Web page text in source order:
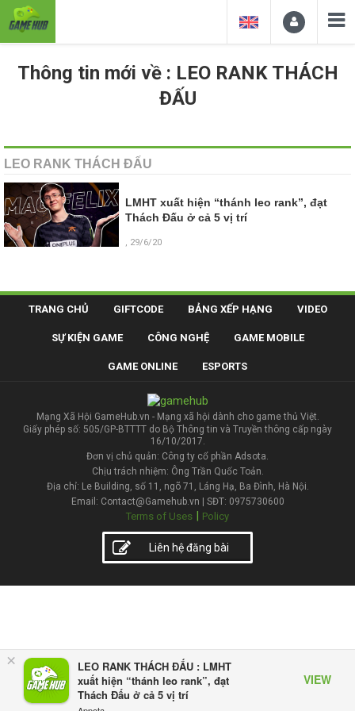
×
LEO RANK THÁCH ĐẤU : LMHT
xuất hiện “thánh leo rank”, đạt
Thách Đấu ở cả 5 vị trí
VIEW
Thông tin mới về : LEO RANK THÁCH
ĐẤU
LEO RANK THÁCH ĐẤU
LMHT xuất hiện “thánh leo rank”, đạt
Thách Đấu ở cả 5 vị trí
, 29/6/20
TRANG CHỦ GIFTCODE BẢNG XẾP HẠNG VIDEO
SỰ KIỆN GAME CÔNG NGHỆ GAME MOBILE
GAME ONLINE ESPORTS
Mạng Xã Hội GameHub.vn - Mạng xã hội dành cho game thủ Việt.
Giấy phép số: 505/GP-BTTTT do Bộ Thông tin và Truyền thông cấp ngày
16/10/2017.
Đơn vị chủ quản: Công ty cổ phần Adsota.
Chịu trách nhiệm: Ông Trần Quốc Toản.
Địa chỉ: Le Building, số 11, ngõ 71, Láng Hạ, Ba Đình, Hà Nội.
Email: Contact@Gamehub.vn | SĐT: 0975730600
Terms of Uses | Policy
Liên hệ đăng bài